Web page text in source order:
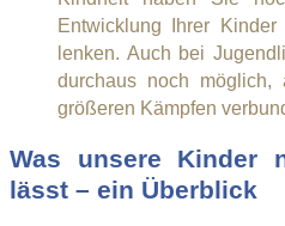
Entwicklung Ihrer
lenken. Auch bei
durchaus noch
größeren Kämpfen
Was unsere Kinder
lässt – ein Überblick